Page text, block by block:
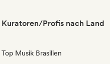
Kuratoren/Profis nach Land
Top Musik Brasilien